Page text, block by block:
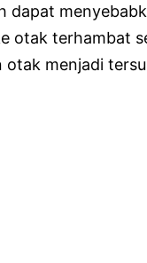
dapat
otak terhambat
otak menjadi